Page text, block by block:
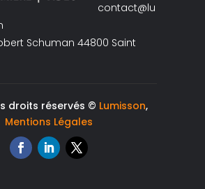
contact@lu
Schuman 44800 Saint
droits réservés © Lumisson,
Mentions Légales